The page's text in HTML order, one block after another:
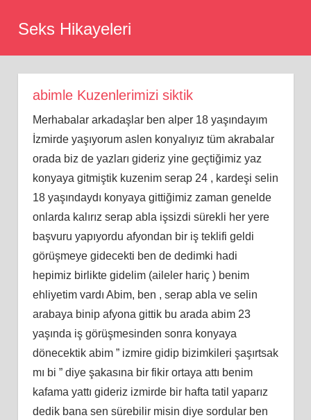
Seks Hikayeleri
abimle Kuzenlerimizi siktik
Merhabalar arkadaşlar ben alper 18 yaşındayım
İzmirde yaşıyorum aslen konyalıyız tüm akrabalar
orada biz de yazları gideriz yine geçtiğimiz yaz
konyaya gitmiştik kuzenim serap 24 , kardeşi selin
18 yaşındaydı konyaya gittiğimiz zaman genelde
onlarda kalırız serap abla işsizdi sürekli her yere
başvuru yapıyordu afyondan bir iş teklifi geldi
görüşmeye gidecekti ben de dedimki hadi
hepimiz birlikte gidelim (aileler hariç ) benim
ehliyetim vardı Abim, ben , serap abla ve selin
arabaya binip afyona gittik bu arada abim 23
yaşında iş görüşmesinden sonra konyaya
dönecektik abim ” izmire gidip bizimkileri şaşırtsak
mı bi ” diye şakasına bir fikir ortaya attı benim
kafama yattı gideriz izmirde bir hafta tatil yaparız
dedik bana sen sürebilir misin diye sordular ben